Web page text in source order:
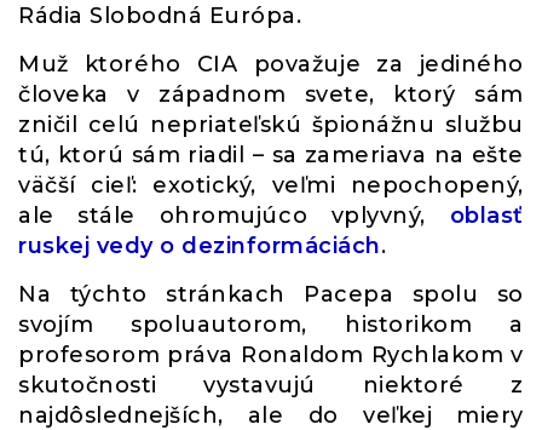
Rádia Slobodná Európa.
Muž ktorého CIA považuje za jediného
človeka v západnom svete, ktorý sám
zničil celú nepriateľskú špionážnu službu
tú, ktorú sám riadil – sa zameriava na ešte
väčší cieľ: exotický, veľmi nepochopený,
ale stále ohromujúco vplyvný, oblasť
ruskej vedy o dezinformáciách.
Na týchto stránkach Pacepa spolu so
svojím spoluautorom, historikom a
profesorom práva Ronaldom Rychlakom v
skutočnosti vystavujú niektoré z
najdôslednejších, ale do veľkej miery